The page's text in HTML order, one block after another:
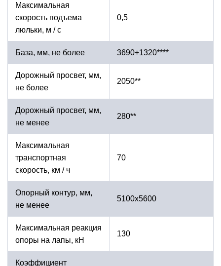
Максимальная
скорость подъема
люльки, м / с
0,5
База, мм, не более 3690+1320****
Дорожный просвет, мм,
не более
2050**
Дорожный просвет, мм,
не менее
280**
Максимальная
транспортная
скорость, км / ч
70
Опорный контур, мм,
не менее
5100х5600
Максимальная реакция
опоры на лапы, кН
130
Коэффициент